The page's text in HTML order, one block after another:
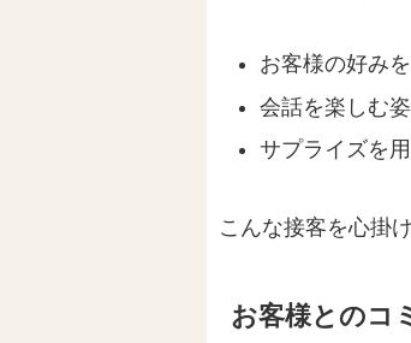
お客様の好み
会話を楽しむ
サプライズを
こんな接客を心掛
お客様とのコ